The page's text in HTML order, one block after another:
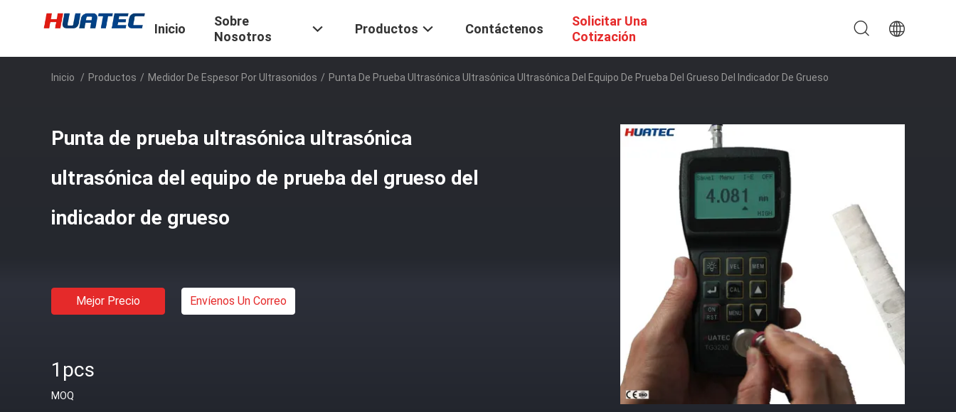
Inicio
Sobre
Nosotros
Productos Contáctenos
Solicitar Una
Cotización
Inicio / Productos / Medidor De Espesor Por Ultrasonidos / Punta De Prueba Ultrasónica Ultrasónica Ultrasónica Del Equipo De Prueba Del Grueso Del Indicador De Grueso
Punta de prueba ultrasónica ultrasónica
ultrasónica del equipo de prueba del grueso del
indicador de grueso
Mejor Precio Envíenos Un Correo
1pcs
MOQ